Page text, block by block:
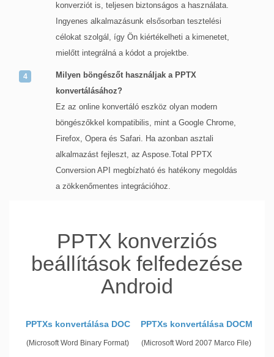
konverziót is, teljesen biztonságos a használata.
Ingyenes alkalmazásunk elsősorban tesztelési
célokat szolgál, így Ön kiértékelheti a kimenetet,
mielőtt integrálná a kódot a projektbe.
Milyen böngészőt használjak a PPTX
konvertálásához?
Ez az online konvertáló eszköz olyan modern
böngészőkkel kompatibilis, mint a Google Chrome,
Firefox, Opera és Safari. Ha azonban asztali
alkalmazást fejleszt, az Aspose.Total PPTX
Conversion API megbízható és hatékony megoldás
a zökkenőmentes integrációhoz.
PPTX konverziós
beállítások felfedezése
Android
PPTXs konvertálása DOC
(Microsoft Word Binary Format)
PPTXs konvertálása DOCM
(Microsoft Word 2007 Marco File)